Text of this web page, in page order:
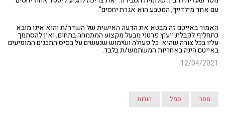
עם אחד מילדייך, המטבע הוא אגרת יחסים".
האמור באייטם זה מבטא את הדעה האישית של השדר/ת והוא אינו מובא
כתחליף לקבלת ייעוץ פרטני מבעל מקצוע המתמחה בתחום, ואין להסתמך
עליו בכל צורה שהיא. כל פעולה ושימוש שנעשים על בסיס התכנים המופיעים
באייטם הינה באחריות המשתמש/ת בלבד.
12/04/2021
מסר סמל הורות